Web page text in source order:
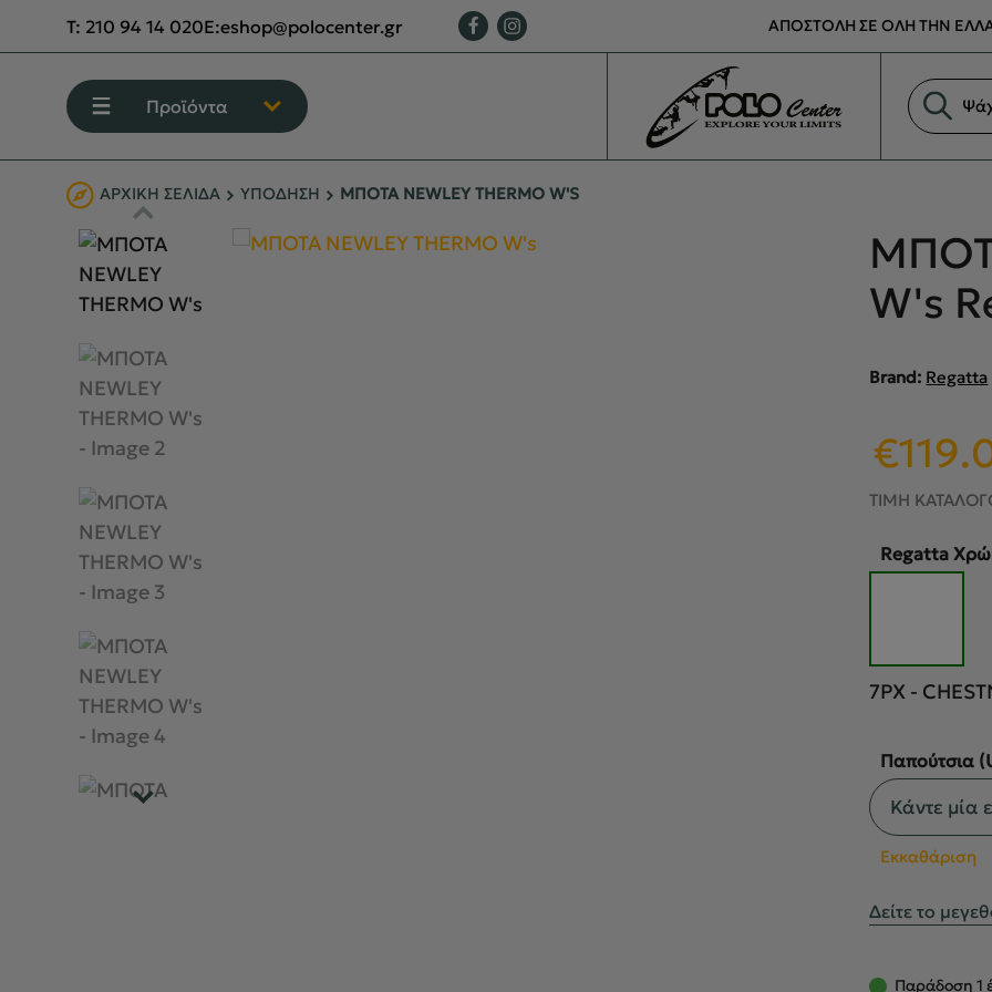
T: 210 94 14 020E:eshop@polocenter.gr ΑΠΟΣΤΟΛΗ ΣΕ ΟΛΗ ΤΗΝ
Προϊόντα
ΕΝΔΥΣΗ
ΥΠΟΔΗΣΗ
ΑΝΑΡΡΙΧΗΣΗ
ΠΕΖΟΠΟΡΙΑ
ΤΑΞΙΔΙ - ΠΟΛΗ
ΠΕΡΙΣΣΟΤΕΡΑ +
BRANDS
ΑΡΧΙΚΉ ΣΕΛΊΔΑ ΥΠΟΔΗΣΗ ΜΠΟΤΑ NEWLEY THERMO W'S
W's
Brand: Regatta
Original
price
was:
€
ΤΙΜΗ
Regatta
7PX -
Παπούτσια
Εκκαθάριση
Δείτε το
Παράδοση 1